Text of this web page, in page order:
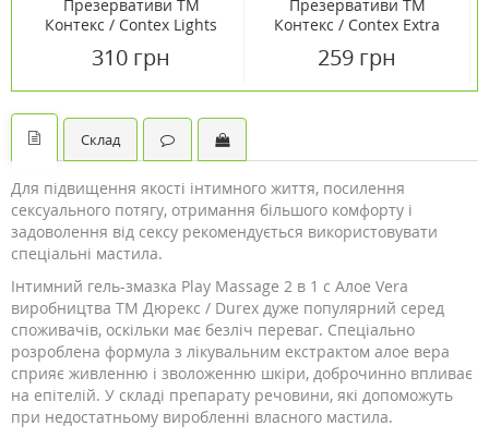
Презервативи ТМ
Контекс / Contex Lights
310 грн
Презервативи ТМ
Контекс / Contex Extra
259 грн
Склад
Для підвищення якості інтимного життя, посилення
сексуального потягу, отримання більшого комфорту і
задоволення від сексу рекомендується використовувати
спеціальні мастила.
Інтимний гель-змазка Play Massage 2 в 1 c Алое Vera
виробництва ТМ Дюрекс / Durex дуже популярний серед
споживачів, оскільки має безліч переваг. Спеціально
розроблена формула з лікувальним екстрактом алое вера
сприяє живленню і зволоженню шкіри, доброчинно впливає
на епітелій. У складі препарату речовини, які допоможуть
при недостатньому виробленні власного мастила.